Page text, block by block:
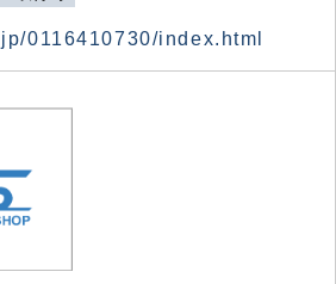
0116410730/index.html